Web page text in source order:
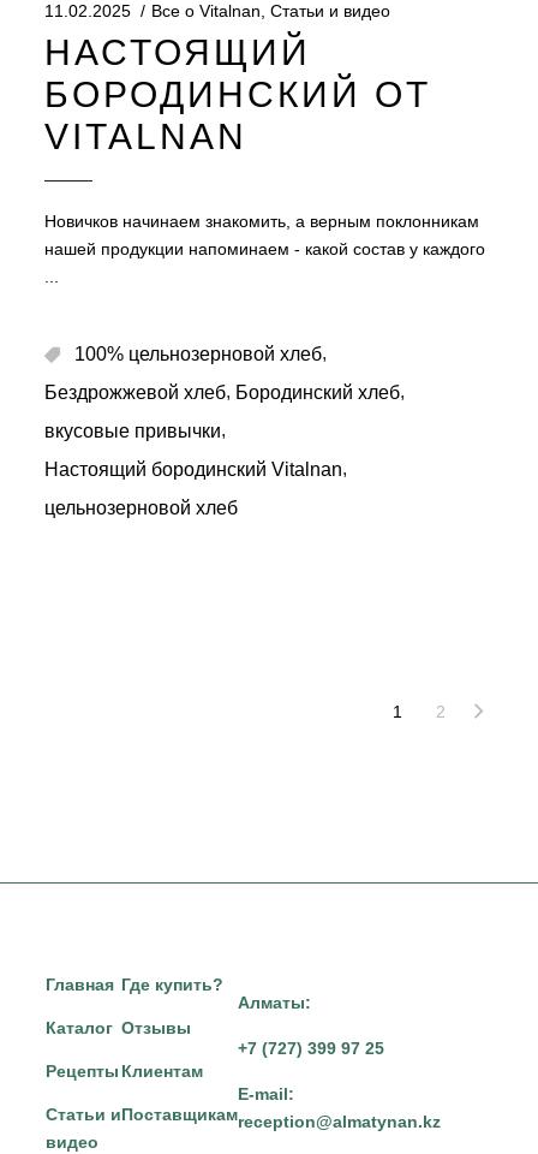
11.02.2025 Все о Vitalnan, Статьи и видео
НАСТОЯЩИЙ
БОРОДИНСКИЙ ОТ
VITALNAN
Новичков начинаем знакомить, а верным поклонникам
нашей продукции напоминаем - какой состав у каждого
100% цельнозерновой хлеб,
Бездрожжевой хлеб, Бородинский хлеб,
вкусовые привычки,
Настоящий бородинский Vitalnan,
цельнозерновой хлеб
1 2
Главная
Каталог
Рецепты
Статьи и
видео
Где купить?
Отзывы
Клиентам
Поставщикам
Алматы:
+7 (727) 399 97 25
E-mail:
reception@almatynan.kz